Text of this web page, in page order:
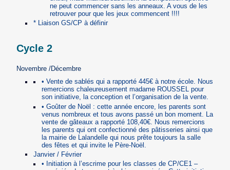
ne peut commencer sans les anneaux. A vous de les
retrouver pour que les jeux commencent !!!!
* Liaison GS/CP à définir
Cycle 2
Novembre /Décembre
• Vente de sablés qui a rapporté 445€ à notre école. Nous
remercions chaleureusement madame ROUSSEL pour
son initiative, la conception et l’organisation de la vente.
• Goûter de Noël : cette année encore, les parents sont
venus nombreux et tous avons passé un bon moment. La
vente de gâteaux a rapporté 108,40€. Nous remercions
les parents qui ont confectionné des pâtisseries ainsi que
la mairie de Lalandelle qui nous prête toujours la salle
des fêtes et qui invite le Père-Noël.
Janvier / Février
• Initiation à l’escrime pour les classes de CP/CE1 –